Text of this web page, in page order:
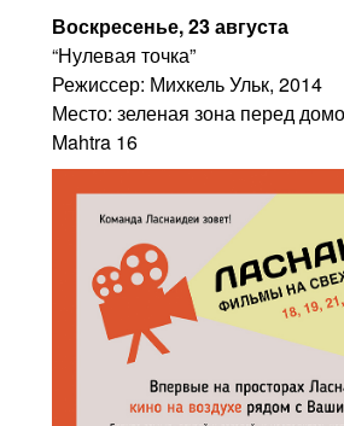
Воскресенье, 23 августа
“Нулевая точка”
Режиссер: Михкель Ульк, 2014
Место: зеленая зона перед
Mahtra 16